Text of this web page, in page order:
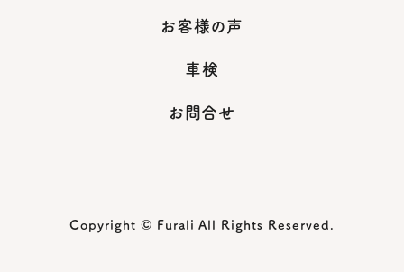
お客様の声
車検
お問合せ
Copyright © Furali All Rights Reserved.